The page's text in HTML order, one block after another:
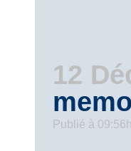
12
Publié à 09:56h